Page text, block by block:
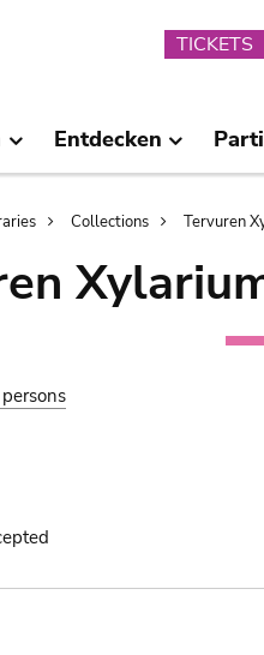
TICKETS
Entdecken
Collections Tervuren